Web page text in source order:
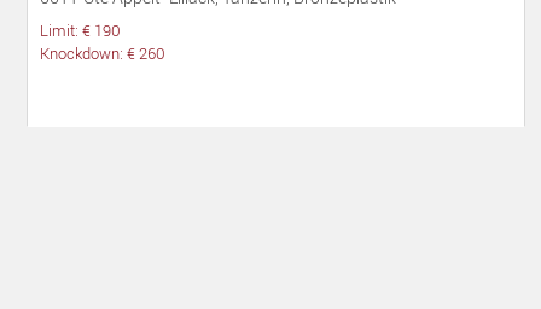
Limit: € 190
Knockdown: € 260